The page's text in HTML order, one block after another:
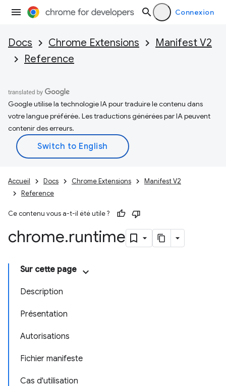
Connexion
Docs Chrome Extensions
Manifest V2
Reference
Google utilise la technologie IA pour traduire le contenu dans
votre langue préférée. Les traductions générées par IA peuvent
contenir des erreurs.
Accueil Docs Chrome Extensions
Manifest V2
Reference
Ce contenu vous a-t-il été utile ?
chrome.runtime
Sur cette page
Description
Présentation
Autorisations
Fichier manifeste
Cas d'utilisation